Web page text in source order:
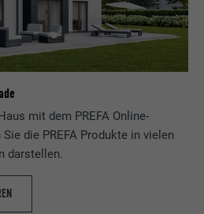
mit dem PREFA Online-
die PREFA Produkte in vielen
darstellen.